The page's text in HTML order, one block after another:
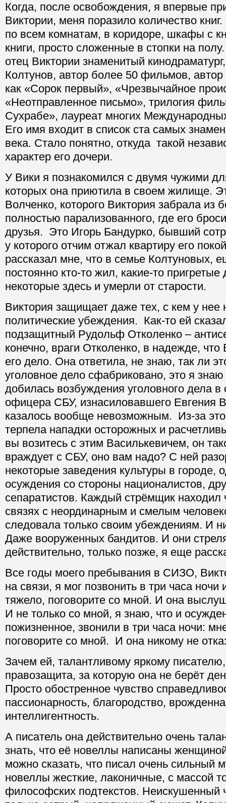
Когда, после освобождения, я впервые
Виктории, меня поразило количество
по всем комнатам, в коридоре, шкафы с
книги, просто сложенные в стопки на
отец Виктории знаменитый
Колтунов, автор более 50 фильмов,
как «Сорок первый», «Чрезвычайное
«Неотправленное письмо», трилогия
Сухрабе», лауреат многих
Его имя входит в список ста самых
века. Стало понятно, откуда такой
характер его дочери.
У Вики я познакомился с двумя чужими
которых она приютила в своем жилище.
Волченко, которого Виктория забрала из
полностью парализованного, где его
друзья. Это Игорь Бандурко, бывший
у которого отчим отжал квартиру его
рассказал мне, что в семье Колтуновых,
постоянно кто-то жил, какие-то
некоторые здесь и умерли от старости.
Виктория защищает даже тех, с кем у нее
политические убеждения. Как-то ей
подзащитный Рудольф Отколенко –
конечно, враги Отколенко, в надежде, что
его дело. Она ответила, не знаю, так ли
уголовное дело сфабриковано, это я
добилась возбуждения уголовного дела
офицера СБУ, изнасиловавшего Евгения
казалось вообще невозможным. Из-за
терпела нападки осторожных и
вы возитесь с этим Василькевичем, он
враждует с СБУ, оно вам надо? С ней
некоторые заведения культуры в городе,
осуждения со стороны националистов,
сепаратистов. Каждый стрёмщик находил
связях с неординарным и смелым
следовала только своим убеждениям. И
Даже вооруженных бандитов. И они
действительно, только позже, я еще
Все годы моего пребывания в СИЗО,
на связи, я мог позвонить в три часа ночи
тяжело, поговорите со мной. И она
И не только со мной, я знаю, что и
пожизненное, звонили в три часа ночи:
поговорите со мной. И она никому не
Зачем ей, талантливому яркому
правозащита, за которую она не берёт
Просто обостренное чувство
пассионарность, благородство,
интеллигентность.
А писатель она действительно очень
знать, что её новеллы написаны
можно сказать, что писал очень сильный
новеллы жесткие, лаконичные, с массой
философских подтекстов. Неискушенный